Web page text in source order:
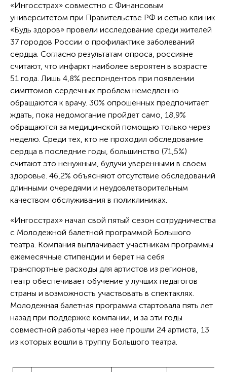
«Ингосстрах» совместно с Финансовым
университетом при Правительстве РФ и сетью клиник
«Будь здоров» провели исследование среди жителей
37 городов России о профилактике заболеваний
сердца. Согласно результатам опроса, россияне
считают, что инфаркт наиболее вероятен в возрасте
51 года. Лишь 4,8% респондентов при появлении
симптомов сердечных проблем немедленно
обращаются к врачу. 30% опрошенных предпочитает
ждать, пока недомогание пройдет само, 18,9%
обращаются за медицинской помощью только через
неделю. Среди тех, кто не проходил обследование
сердца в последние годы, большинство (71,5%)
считают это ненужным, будучи уверенными в своем
здоровье. 46,2% объясняют отсутствие обследований
длинными очередями и неудовлетворительным
качеством обслуживания в поликлиниках.
«Ингосстрах» начал свой пятый сезон сотрудничества
с Молодежной балетной программой Большого
театра. Компания выплачивает участникам программы
ежемесячные стипендии и берет на себя
транспортные расходы для артистов из регионов,
театр обеспечивает обучение у лучших педагогов
страны и возможность участвовать в спектаклях.
Молодежная балетная программа стартовала пять лет
назад при поддержке компании, и за эти годы
совместной работы через нее прошли 24 артиста, 13
из которых вошли в труппу Большого театра.